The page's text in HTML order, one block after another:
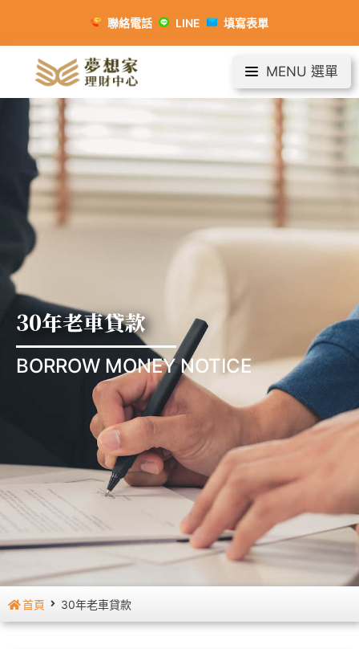
聯絡電話 LINE 填寫表單
MENU 選單
30年老車貸款
BORROW MONEY NOTICE
首頁 30年老車貸款